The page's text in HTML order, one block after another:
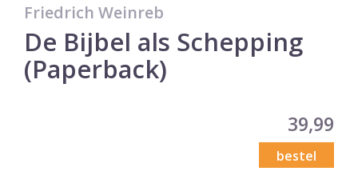
Friedrich Weinreb
De Bijbel als Schepping
(Paperback)
39,99
bestel